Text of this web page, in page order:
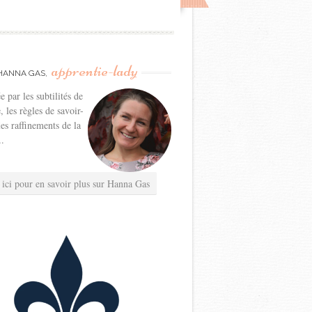
GAS, apprentie-lady
par les subtilités de
les règles de savoir-
raffinements de la
pour en savoir plus sur Hanna Gas